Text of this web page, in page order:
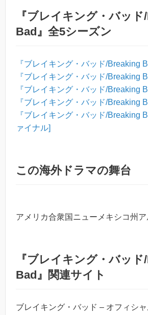
『ブレイキング・バッ
Bad』全5シーズン
『ブレイキング・バッド/Breaking
『ブレイキング・バッド/Breaking
『ブレイキング・バッド/Breaking
『ブレイキング・バッド/Breaking
『ブレイキング・バッド/Breaking
ァイナル]
この海外ドラマの舞台
アメリカ合衆国ニューメキシコ州
『ブレイキング・バッ
Bad』関連サイト
ブレイキング・バッド – オフィシャ